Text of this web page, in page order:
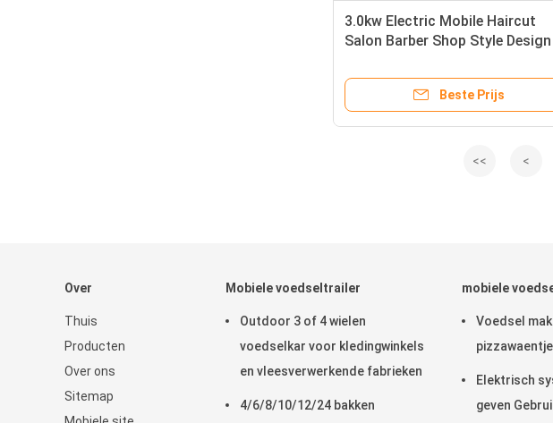
3.0kw Electric Mobile Haircut
Salon Barber Shop Style Design
Beste Prijs
<< <
Over
Thuis
Producten
Over ons
Sitemap
Mobiele voedseltrailer
Outdoor 3 of 4 wielen
voedselkar voor kledingwinkels
en vleesverwerkende fabrieken
4/6/8/10/12/24 bakken
mobiele
Voedsel
Elektrisch
geven